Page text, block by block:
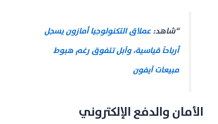
“شاهد:عملاق التكنولوجيا أمازون يسجل
أرباحاً قياسية، وآبل تتفوق رغم هبوط
مبيعات آيفون
الأمان والدفع الإلكتروني